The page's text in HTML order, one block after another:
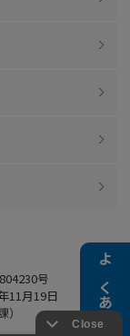
よくある質問
号
11月19日